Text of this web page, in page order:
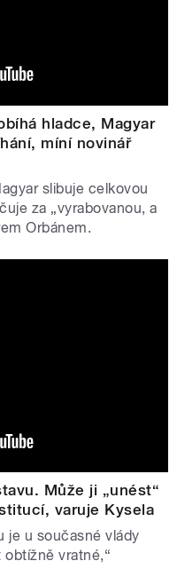
hladce, Magyar
míní novinář
slibuje celkovou
za „vyrabovanou, a
Orbánem.
Může ji „unést“
varuje Kysela
je u současné vlády
vratné,“